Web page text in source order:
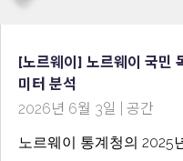
[노르웨이] 노르웨이 국민
미터 분석
2026년 6월 3일
공간
노르웨이 통계청의 2025